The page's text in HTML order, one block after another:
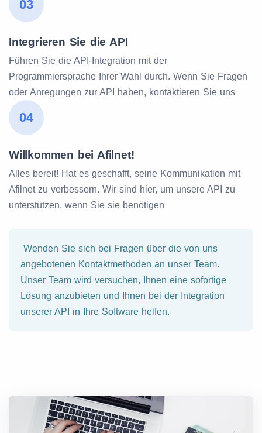
03
Integrieren Sie die API
Führen Sie die API-Integration mit der
Programmiersprache Ihrer Wahl durch. Wenn Sie Fragen
oder Anregungen zur API haben, kontaktieren Sie uns
04
Willkommen bei Afilnet!
Alles bereit! Hat es geschafft, seine Kommunikation mit
Afilnet zu verbessern. Wir sind hier, um unsere API zu
unterstützen, wenn Sie sie benötigen
Wenden Sie sich bei Fragen über die von uns
angebotenen Kontaktmethoden an unser Team.
Unser Team wird versuchen, Ihnen eine sofortige
Lösung anzubieten und Ihnen bei der Integration
unserer API in Ihre Software helfen.